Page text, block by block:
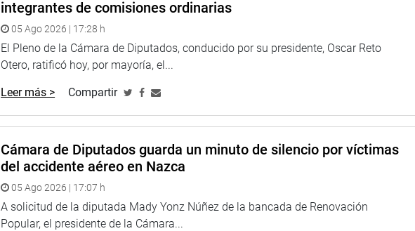
integrantes de comisiones ordinarias
05 Ago 2026 | 17:28 h
El Pleno de la Cámara de Diputados, conducido por su presidente, Oscar Reto
Otero, ratificó hoy, por mayoría, el...
Leer más > Compartir
Cámara de Diputados guarda un minuto de silencio por víctimas
del accidente aéreo en Nazca
05 Ago 2026 | 17:07 h
A solicitud de la diputada Mady Yonz Núñez de la bancada de Renovación
Popular, el presidente de la Cámara...